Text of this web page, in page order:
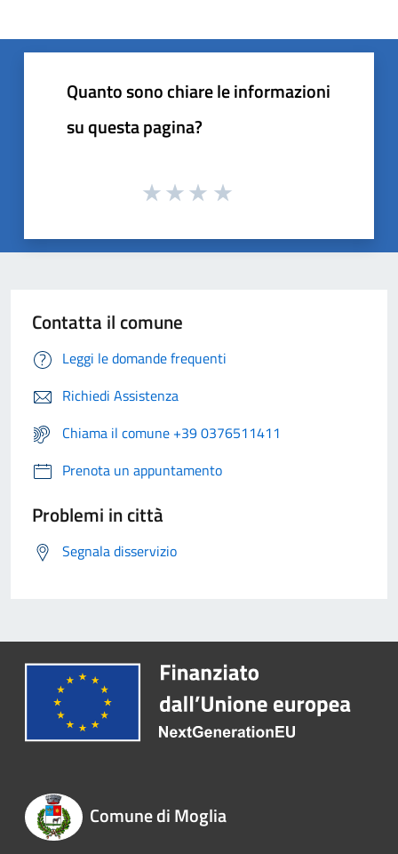
Quanto sono chiare le informazioni
su questa pagina?
Contatta il comune
Leggi le domande frequenti
Richiedi Assistenza
Chiama il comune +39 0376511411
Prenota un appuntamento
Problemi in città
Segnala disservizio
Comune di Moglia